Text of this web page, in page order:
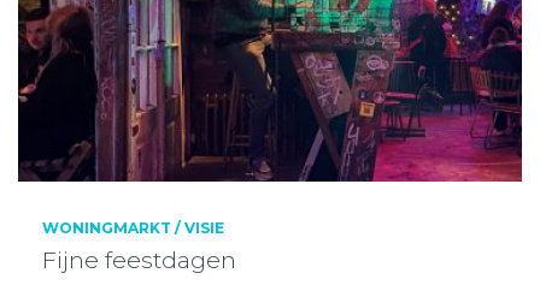
WONINGMARKT / VISIE
Fijne feestdagen